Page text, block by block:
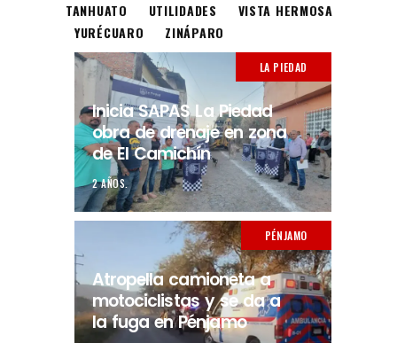
TANHUATO
UTILIDADES
VISTA HERMOSA
YURÉCUARO
ZINÁPARO
LA PIEDAD
Inicia SAPAS La Piedad
obra de drenaje en zona
de El Camichín
2 AÑOS.
PÉNJAMO
Atropella camioneta a
motociclistas y se da a
la fuga en Pénjamo